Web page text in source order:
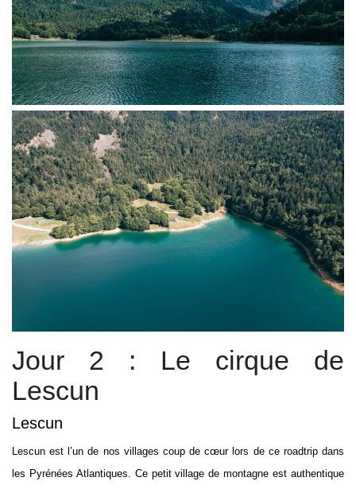
Jour 2 : Le cirque de
Lescun
Lescun
Lescun est l’un de nos villages coup de cœur lors de ce roadtrip dans
les Pyrénées Atlantiques. Ce petit village de montagne est authentique